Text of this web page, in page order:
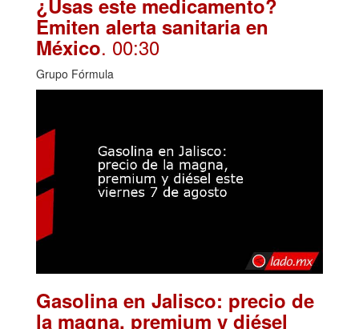
¿Usas este medicamento?
Emiten alerta sanitaria en
México. 00:30
Grupo Fórmula
Gasolina en Jalisco: precio de
la magna, premium y diésel